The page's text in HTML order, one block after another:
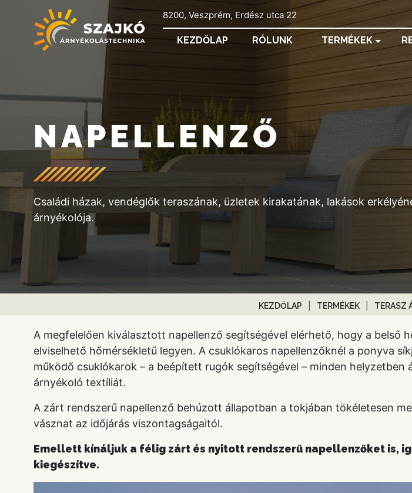
8200, Veszprém, Erdész utca 22
KEZDŐLAP RÓLUNK TERMÉKEK
NAPELLENZŐ
Családi házak, vendéglők teraszának, üzletek kirakatának, lakások
árnyékolója.
KEZDŐLAP TERMÉKEK TERASZ
A megfelelően kiválasztott napellenző segítségével elérhető, hogy a belső
elviselhető hőmérsékletű legyen. A csuklókaros napellenzőknél a ponyva
működő csuklókarok – a beépített rugók segítségével – minden helyzetben
árnyékoló textíliát.
A zárt rendszerű napellenző behúzott állapotban a tokjában tökéletesen
vásznat az időjárás viszontagságaitól.
Emellett kínáljuk a félig zárt és nyitott rendszerű napellenzőket is,
kiegészítve.